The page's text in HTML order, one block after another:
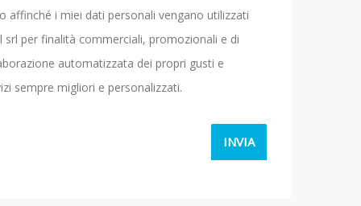
affinché i miei dati personali vengano utilizzati
per finalità commerciali, promozionali e di
automatizzata dei propri gusti e
sempre migliori e personalizzati.